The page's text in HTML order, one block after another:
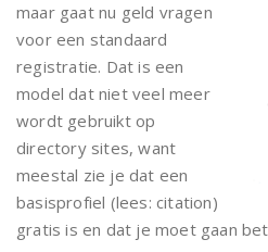
maar gaat nu geld vragen
voor een standaard
registratie. Dat is een
model dat niet veel meer
wordt gebruikt op
directory sites, want
meestal zie je dat een
basisprofiel (lees: citation)
gratis is en dat je moet gaan